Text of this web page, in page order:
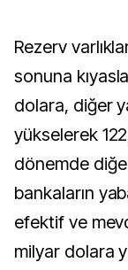
Rezerv
sonuna
dolara, diğer
yükselerek
dönemde
bankaların
efektif ve
milyar dolara